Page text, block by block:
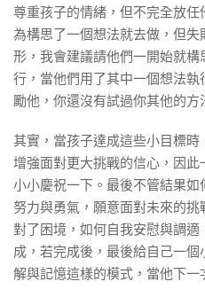
尊重孩子的情緒，但不完全放
為構思了一個想法就去做，但
形，我會建議請他們一開始就
行，當他們用了其中一個想法
勵他，你還沒有試過你其他的方
其實，當孩子達成這些小目標
增強面對更大挑戰的信心，因
小小慶祝一下。最後不管結果
努力與勇氣，願意面對未來的
對了困境，如何自我安慰與調
成，若完成後，最後給自己一
解與記憶這樣的模式，當他下一